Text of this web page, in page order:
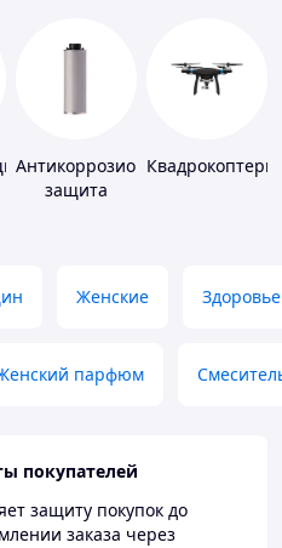
Антикоррозионная
защита
Квадрокоптеры
Женские Здоровье
парфюм
покупателей
защиту покупок до
заказа через